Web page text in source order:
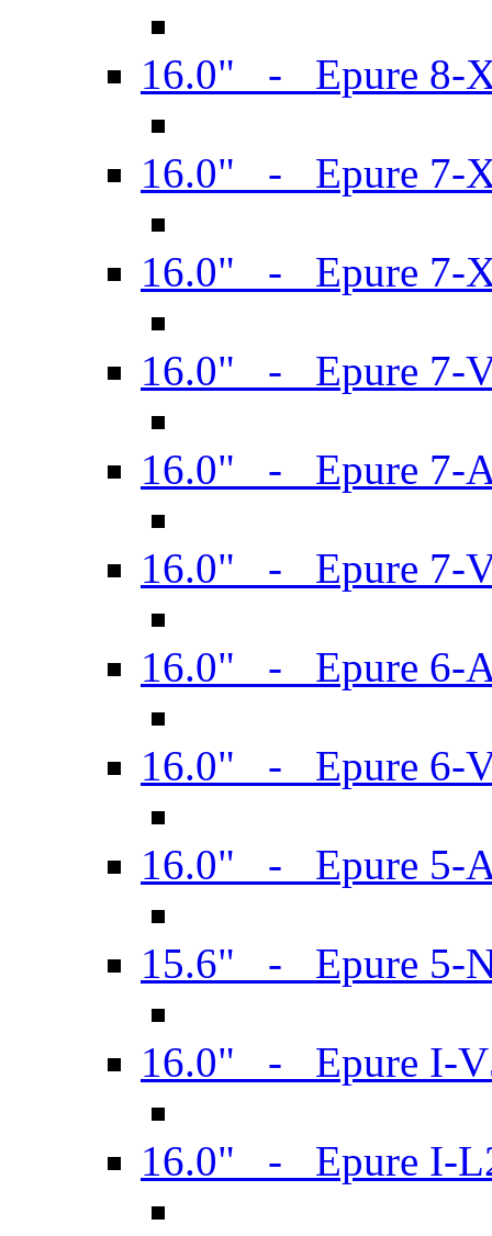
16.0" - Epure 8-
16.0" - Epure 7-
16.0" - Epure 7-
16.0" - Epure 7-
16.0" - Epure 7-
16.0" - Epure 7-
16.0" - Epure 6-
16.0" - Epure 6-
16.0" - Epure 5-
15.6" - Epure 5-
16.0" - Epure I-
16.0" - Epure I-